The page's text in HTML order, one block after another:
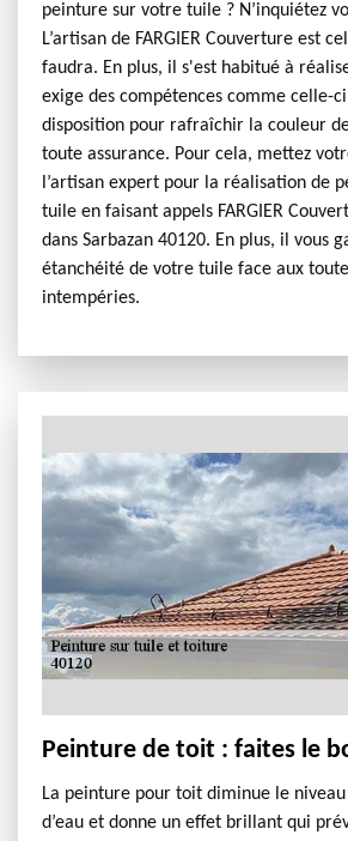
peinture sur votre tuile ? N’inquiétez
L’artisan de FARGIER Couverture est
faudra. En plus, il s'est habitué à
exige des compétences comme celle-
disposition pour rafraîchir la couleur
toute assurance. Pour cela, mettez
l’artisan expert pour la réalisation de
tuile en faisant appels FARGIER
dans Sarbazan 40120. En plus, il vous
étanchéité de votre tuile face aux
intempéries.
Peinture de toit : faites le
La peinture pour toit diminue le
d’eau et donne un effet brillant qui